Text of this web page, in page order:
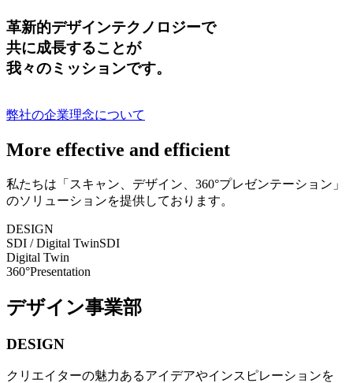
革新的デザインテクノロジーで
共に成長することが
我々のミッションです。
弊社の企業理念について
More effective and efficient
私たちは「スキャン、デザイン、360°プレゼンテーション」
のソリューションを提供しております。
DESIGN
SDI / Digital TwinSDI
Digital Twin
360°Presentation
デザイン事業部
DESIGN
クリエイターの魅力あるアイデアやインスピレーションを